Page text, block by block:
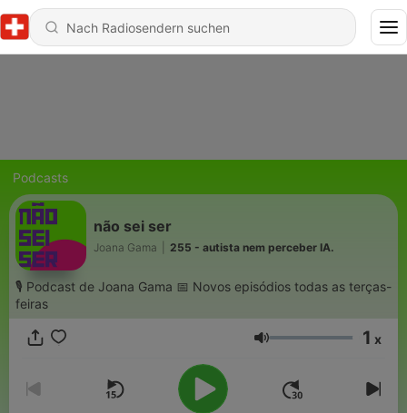
Podcasts
não sei ser
Joana Gama 255 - autista nem perceber IA.
🎙 Podcast de Joana Gama 📅 Novos episódios todas as terças-
feiras
Lautstärke 1 x